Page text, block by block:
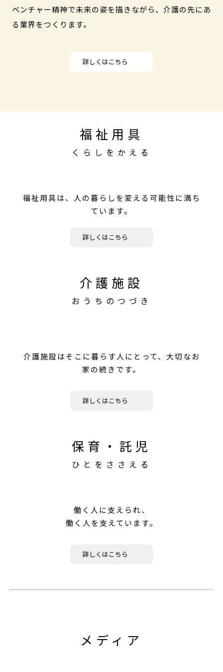
ベンチャー精神で未来の姿を描きながら、介護の先にあ
る業界をつくります。
詳しくはこちら
福祉用具
くらしをかえる
福祉用具は、人の暮らしを変える可能性に満ち
ています。
詳しくはこちら
介護施設
おうちのつづき
介護施設はそこに暮らす人にとって、大切なお
家の続きです。
詳しくはこちら
保育・託児
ひとをささえる
働く人に支えられ、
働く人を支えています。
詳しくはこちら
メディア